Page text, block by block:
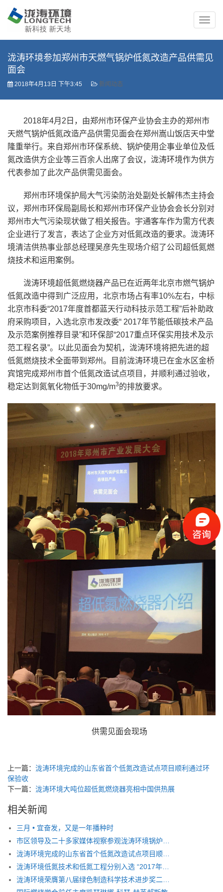
泷涛环境参加郑州市天燃气锅炉低氮改造产品供需见
面会
2018年4月13日 下午3:45 新闻动态
2018年4月2日，由郑州市环保产业协会主办的郑州市
天燃气锅炉低氮改造产品供需见面会在郑州嵩山饭店天中堂
隆重举行。来自郑州市环保系统、锅炉使用企事业单位及低
氮改造供方企业等三百余人出席了会议，泷涛环境作为供方
代表参加了此次产品供需见面会。
郑州市环境保护局大气污染防治处副处长解伟杰主持会
议，郑州市环保局副局长和郑州市环保产业协会会长分别对
郑州市大气污染现状做了相关报告。宇通客车作为需方代表
企业进行了发言，表达了企业方对低氮改造的要求。泷涛环
境清洁供热事业部总经理吴彦先生现场介绍了公司超低氮燃
烧技术和运用案例。
泷涛环境超低氮燃烧器产品已在近两年北京市燃气锅炉
低氮改造中得到广泛应用，北京市场占有率10%左右，中标
北京市科委“2017年度首都蓝天行动科技示范工程”后补助政
府采购项目，入选北京市发改委“ 2017年节能低碳技术产品
及示范案例推荐目录”和环保部“2017重点环保实用技术及示
范工程名录”。以此见面会为契机，泷涛环境将把先进的超
低氮燃烧技术全面带到郑州。目前泷涛环境已在金水区金桥
宾馆完成郑州市首个低氮改造试点项目，并顺利通过验收，
稳定达到氮氧化物低于30mg/m3的排放要求。
供需见面会现场
上一篇： 泷涛环境完成的山东省首个低氮改造试点项目顺利通过环
保验收
下一篇： 泷涛环境大吨位超低氮燃烧器亮相中国供热展
相关新闻
三月 • 宜奋发，又是一年播种时